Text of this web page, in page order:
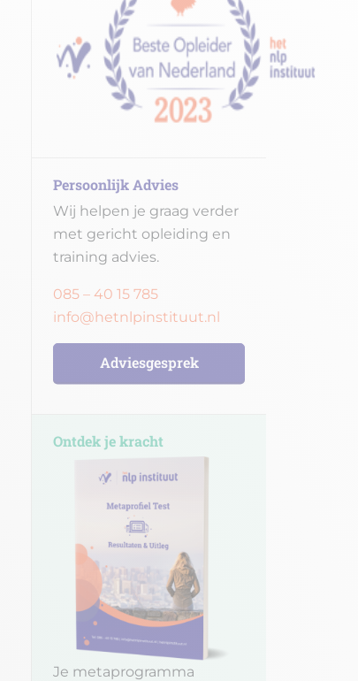
Persoonlijk Advies
Wij helpen je graag verder
met gericht opleiding en
training advies.
085 – 40 15 785
info@hetnlpinstituut.nl
Adviesgesprek
Ontdek je kracht
Je metaprogramma